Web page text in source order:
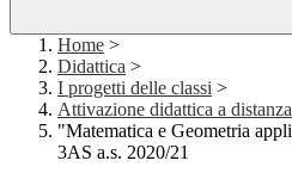
Home >
Didattica >
I progetti delle classi >
Attivazione didattica a distanza
"Matematica e Geometria
3AS a.s. 2020/21